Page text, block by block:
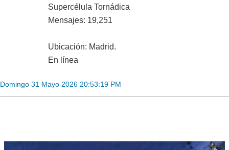
Supercélula Tornádica
Mensajes: 19,251
Ubicación: Madrid.
En línea
Domingo 31 Mayo 2026 20:53:19 PM